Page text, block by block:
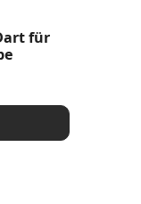
für